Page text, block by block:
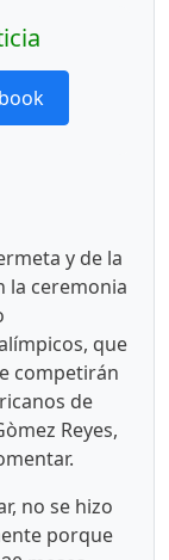
y de la
la ceremonia
que
competirán
de
Reyes,
no se hizo
porque